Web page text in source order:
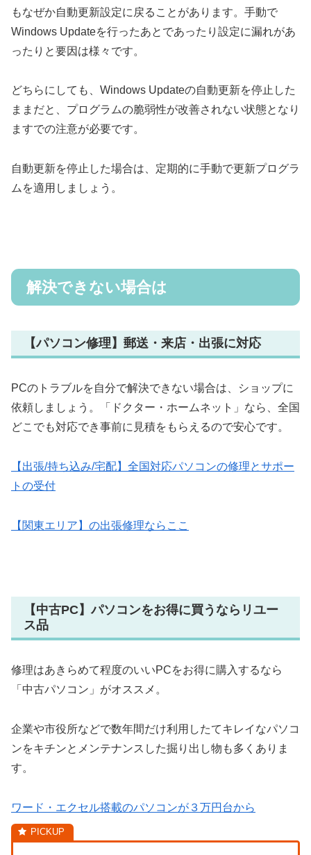
もなぜか自動更新設定に戻ることがあります。手動で
Windows Updateを行ったあとであったり設定に漏れがあ
ったりと要因は様々です。
どちらにしても、Windows Updateの自動更新を停止した
ままだと、プログラムの脆弱性が改善されない状態となり
ますでの注意が必要です。
自動更新を停止した場合は、定期的に手動で更新プログラ
ムを適用しましょう。
解決できない場合は
【パソコン修理】郵送・来店・出張に対応
PCのトラブルを自分で解決できない場合は、ショップに
依頼しましょう。「ドクター・ホームネット」なら、全国
どこでも対応でき事前に見積をもらえるので安心です。
【出張/持ち込み/宅配】全国対応パソコンの修理とサポー
トの受付
【関東エリア】の出張修理ならここ
【中古PC】パソコンをお得に買うならリユー
ス品
修理はあきらめて程度のいいPCをお得に購入するなら
「中古パソコン」がオススメ。
企業や市役所などで数年間だけ利用したてキレイなパソコ
ンをキチンとメンテナンスした掘り出し物も多くありま
す。
ワード・エクセル搭載のパソコンが３万円台から